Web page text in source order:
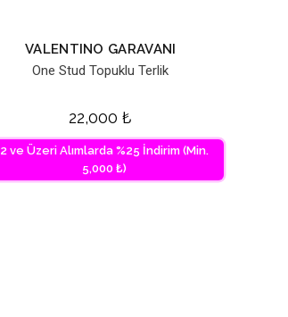
VALENTINO GARAVANI
One Stud Topuklu Terlik
22,000₺
2 ve Üzeri Alımlarda %25 İndirim (Min.
5,000 ₺)